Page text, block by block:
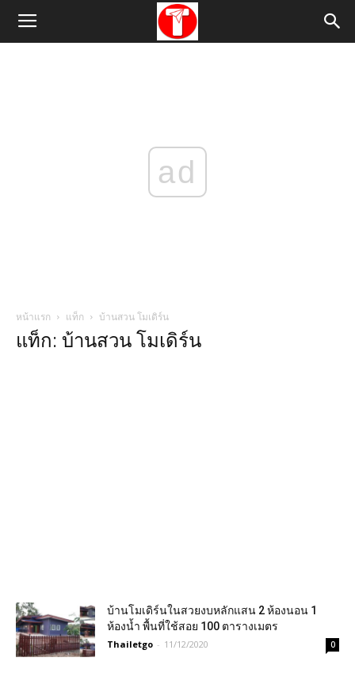
ad
หน้าแรก แท็ก บ้านสวน โมเดิร์น
แท็ก: บ้านสวน โมเดิร์น
บ้านโมเดิร์นในสวยงบหลักแสน 2 ห้องนอน 1
ห้องน้ำ พื้นที่ใช้สอย 100 ตารางเมตร
Thailetgo - 11/12/2020 0